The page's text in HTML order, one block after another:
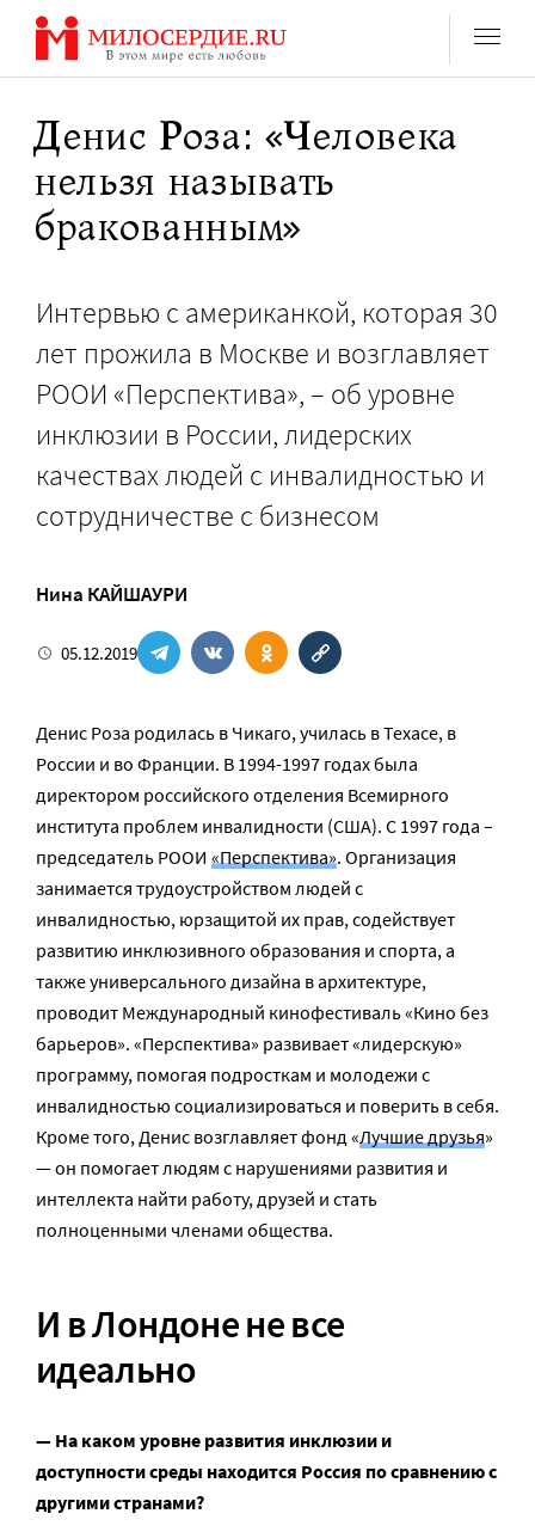
Перейти
содержанию
Денис Роза: «Человека
нельзя называть
бракованным»
Интервью с американкой, которая 30
лет прожила в Москве и возглавляет
РООИ «Перспектива», – об уровне
инклюзии в России, лидерских
качествах людей с инвалидностью и
сотрудничестве с бизнесом
Нина КАЙШАУРИ
05.12.2019
Денис Роза родилась в Чикаго, училась в Техасе, в
России и во Франции. В 1994-1997 годах была
директором российского отделения Всемирного
института проблем инвалидности (США). С 1997 года –
председатель РООИ «Перспектива». Организация
занимается трудоустройством людей с
инвалидностью, юрзащитой их прав, содействует
развитию инклюзивного образования и спорта, а
также универсального дизайна в архитектуре,
проводит Международный кинофестиваль «Кино без
барьеров». «Перспектива» развивает «лидерскую»
программу, помогая подросткам и молодежи с
инвалидностью социализироваться и поверить в себя.
Кроме того, Денис возглавляет фонд «Лучшие друзья»
— он помогает людям с нарушениями развития и
интеллекта найти работу, друзей и стать
полноценными членами общества.
И в Лондоне не все
идеально
— На каком уровне развития инклюзии и
доступности среды находится Россия по сравнению с
другими странами?